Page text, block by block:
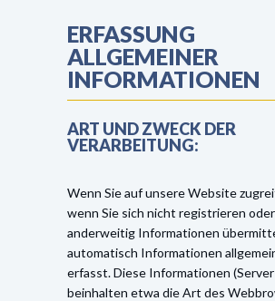
ERFASSUNG
ALLGEMEINER
INFORMATIONEN
ART UND ZWECK DER
VERARBEITUNG:
Wenn Sie auf unsere Website
wenn Sie sich nicht registrieren oder
anderweitig Informationen
automatisch Informationen
erfasst. Diese Informationen
beinhalten etwa die Art des